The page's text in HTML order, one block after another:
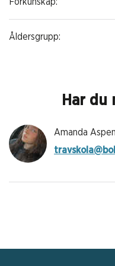
Åldersgrupp:
Har du
Amanda